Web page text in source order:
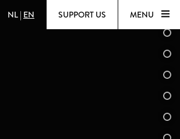
NL | EN SUPPORT US MENU